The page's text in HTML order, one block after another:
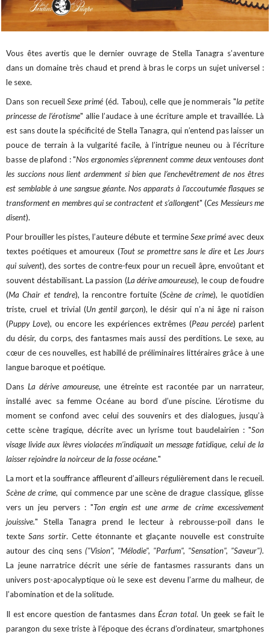
Vous êtes avertis que le dernier ouvrage de Stella Tanagra s’aventure
dans un domaine très chaud et prend à bras le corps un sujet universel :
le sexe.
Dans son recueil Sexe primé (éd. Tabou), celle que je nommerais "la petite
princesse de l’érotisme" allie l’audace à une écriture ample et travaillée. Là
est sans doute la spécificité de Stella Tanagra, qui n’entend pas laisser un
pouce de terrain à la vulgarité facile, à l’intrigue neuneu ou à l’écriture
basse de plafond : "Nos ergonomies s’éprennent comme deux ventouses dont
les succions nous lient ardemment si bien que l’enchevêtrement de nos êtres
est semblable à une sangsue géante. Nos apparats à l’accoutumée flasques se
transforment en membres qui se contractent et s’allongent" (Ces Messieurs me
disent).
Pour brouiller les pistes, l’auteure débute et termineSexe priméavec deux
textes poétiques et amoureux (Tout se promettre sans le direet Les Jours
qui suivent), des sortes de contre-feux pour un recueil âpre, envoûtant et
souvent déstabilisant. La passion (La dérive amoureuse), le coup de foudre
(Ma Chair et tendre), la rencontre fortuite (Scène de crime), le quotidien
triste, cruel et trivial (Un gentil garçon), le désir qui n’a ni âge ni raison
(Puppy Love), ou encore les expériences extrêmes (Peau percée) parlent
du désir, du corps, des fantasmes mais aussi des perditions. Le sexe, au
cœur de ces nouvelles, est habillé de préliminaires littéraires grâce à une
langue baroque et poétique.
DansLa dérive amoureuse, une étreinte est racontée par un narrateur,
installé avec sa femme Océane au bord d’une piscine. L’érotisme du
moment se confond avec celui des souvenirs et des dialogues, jusqu’à
cette scène tragique, décrite avec un lyrisme tout baudelairien : "Son
visage livide aux lèvres violacées m’indiquait un message fatidique, celui de la
laisser rejoindre la noirceur de la fosse océane."
La mort et la souffrance affleurent d’ailleurs régulièrement dans le recueil.
Scène de crime, qui commence par une scène de drague classique, glisse
vers un jeu pervers : "Ton engin est une arme de crime excessivement
jouissive." Stella Tanagra prend le lecteur à rebrousse-poil dans le
texteSans sortir. Cette étonnante et glaçante nouvelle est construite
autour des cinq sens ("Vision", "Mélodie", "Parfum", "Sensation", "Saveur").
La jeune narratrice décrit une série de fantasmes rassurants dans un
univers post-apocalyptique où le sexe est devenu l’arme du malheur, de
l’abomination et de la solitude.
Il est encore question de fantasmes dansÉcran total. Un geek se fait le
parangon du sexe triste à l’époque des écrans d’ordinateur, smartphones